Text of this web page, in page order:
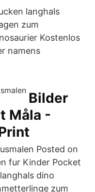
langhals
zum
Kostenlos
namens
Bilder
Måla -
Posted on
fur Kinder Pocket
dino
zum